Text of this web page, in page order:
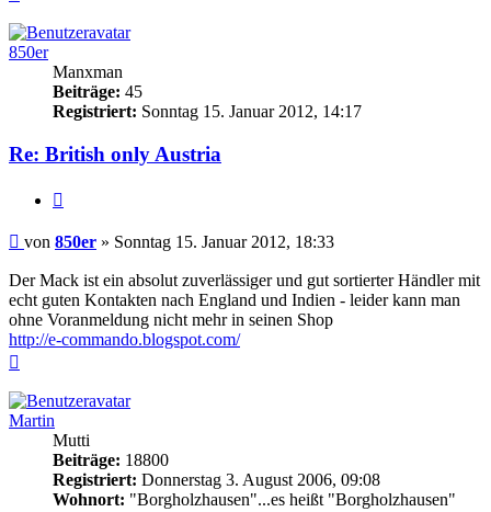
850er
Manxman
Beiträge: 45
Registriert: Sonntag 15. Januar 2012, 14:17
Re: British only Austria
Beitrag
von 850er » Sonntag 15. Januar 2012, 18:33
Der Mack ist ein absolut zuverlässiger und gut sortierter Händler mit
echt guten Kontakten nach England und Indien - leider kann man
ohne Voranmeldung nicht mehr in seinen Shop
http://e-commando.blogspot.com/
Martin
Mutti
Beiträge: 18800
Registriert: Donnerstag 3. August 2006, 09:08
Wohnort: "Borgholzhausen"...es heißt "Borgholzhausen"